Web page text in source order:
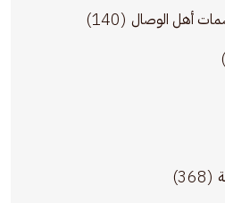
أهل الوصال (140)
(368)